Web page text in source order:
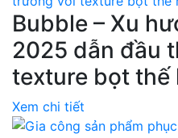
Bubble – Xu
2025 dẫn đầu
texture bọt thế
Xem chi tiết